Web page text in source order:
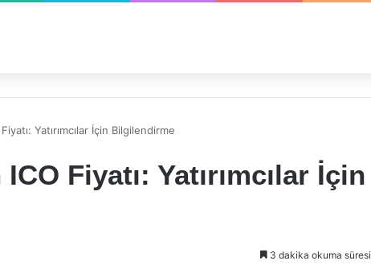
Yatırımcılar İçin Bilgilendirme
Fiyatı: Yatırımcılar İçin
3 dakika okuma süresi